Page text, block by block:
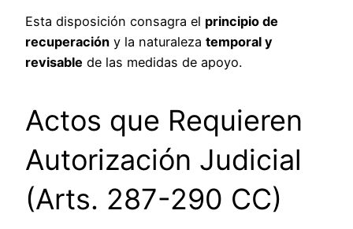
Esta disposición consagra el principio de
recuperación y la naturaleza temporal y
revisable de las medidas de apoyo.
Actos que Requieren
Autorización Judicial
(Arts. 287-290 CC)